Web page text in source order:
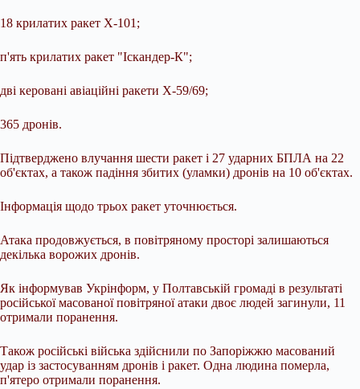
18 крилатих ракет Х-101;
п'ять крилатих ракет "Іскандер-К";
дві керовані авіаційні ракети Х-59/69;
365 дронів.
Підтверджено влучання шести ракет і 27 ударних БПЛА на 22
об'єктах, а також падіння збитих (уламки) дронів на 10 об'єктах.
Інформація щодо трьох ракет уточнюється.
Атака продовжується, в повітряному просторі залишаються
декілька ворожих дронів.
Як інформував Укрінформ, у Полтавській громаді в результаті
російської масованої повітряної атаки двоє людей загинули, 11
отримали поранення.
Також російські війська здійснили по Запоріжжю масований
удар із застосуванням дронів і ракет. Одна людина померла,
п'ятеро отримали поранення.